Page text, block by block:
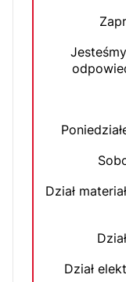
Dział
Dział